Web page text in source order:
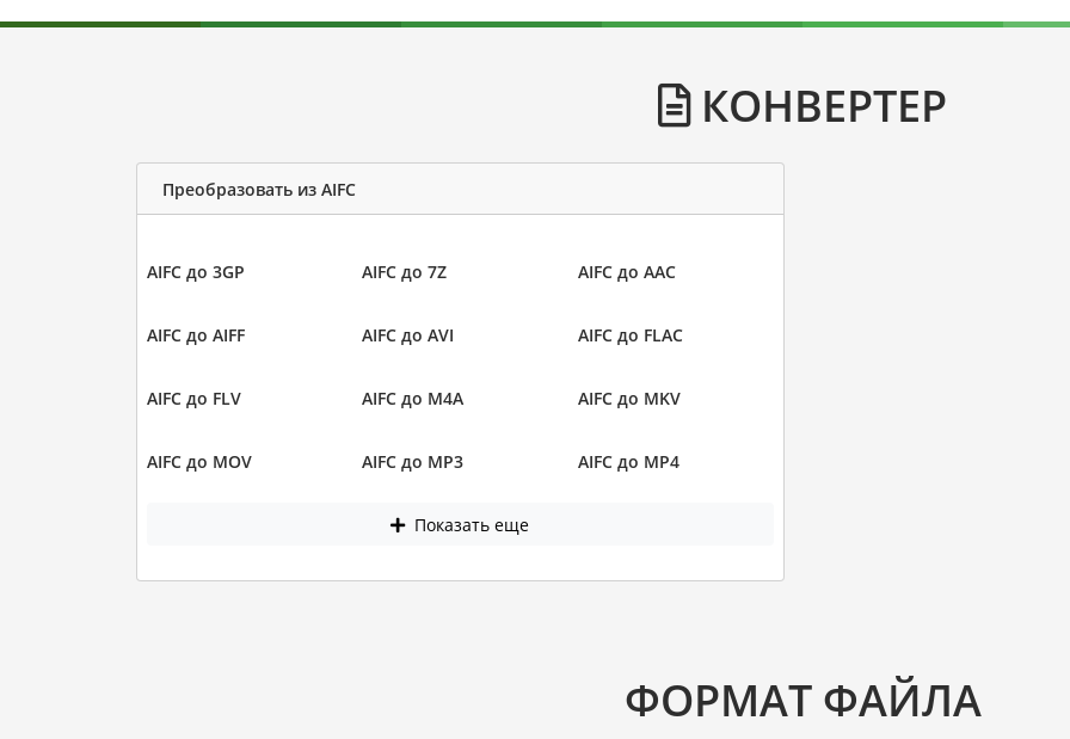
КОНВЕРТЕР
Преобразовать из AIFC
AIFC до 3GP AIFC до 7Z AIFC до AAC
AIFC до AIFF AIFC до AVI AIFC до FLAC
AIFC до FLV AIFC до M4A AIFC до MKV
AIFC до MOV AIFC до MP3 AIFC до MP4
Показать еще
ФОРМАТ ФАЙЛА